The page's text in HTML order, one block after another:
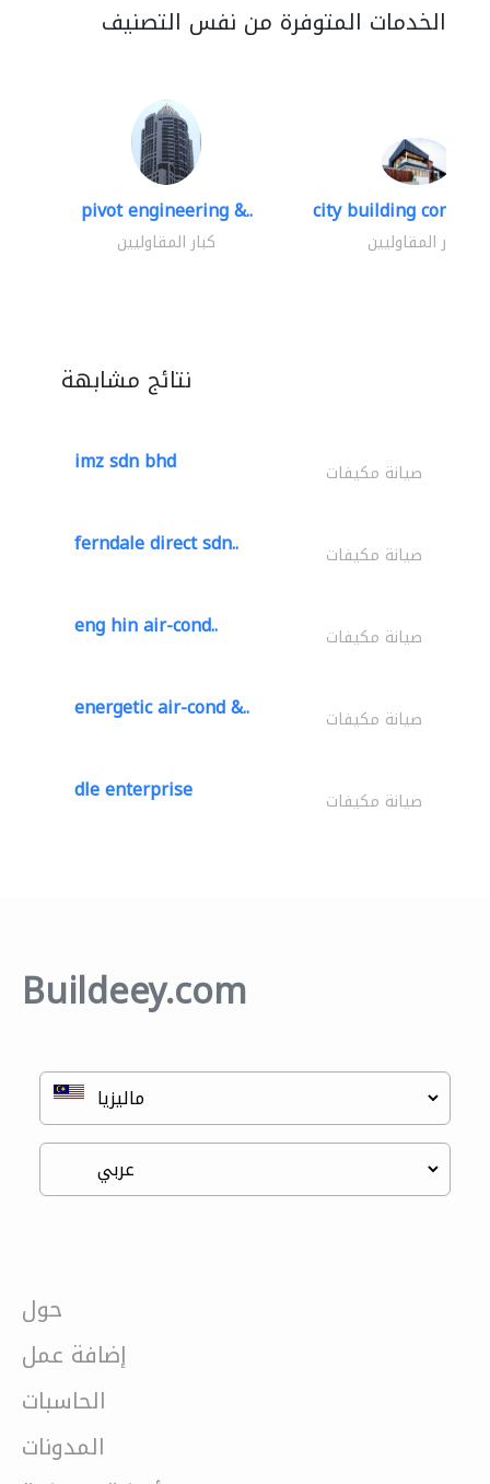
الخدمات المتوفرة من نفس التصنيف
pivot engineering &..
كبار المقاوليين
city building
كبار المقاوليين
نتائج مشابهة
imz sdn bhd صيانة مكيفات
ferndale direct sdn.. صيانة مكيفات
eng hin air-cond.. صيانة مكيفات
energetic air-cond &.. صيانة مكيفات
dle enterprise صيانة مكيفات
Buildeey.com
حول
إضافة عمل
الحاسبات
المدونات